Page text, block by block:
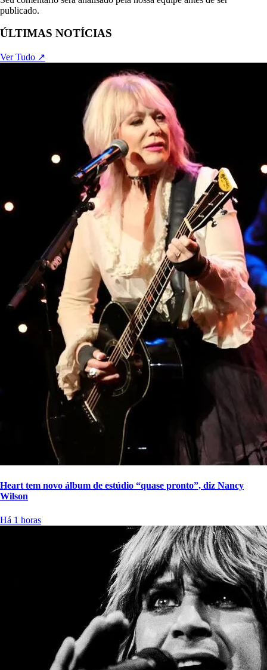
publicado.
ÚLTIMAS NOTÍCIAS
Ver Tudo ↗
Heart tem novo álbum de estúdio “quase pronto”, diz Nancy
Wilson
Há 1 horas